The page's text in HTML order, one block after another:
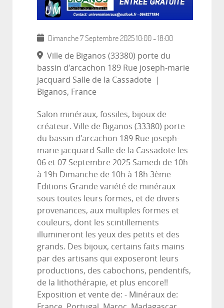
Dimanche 7 Septembre 202510:00 -18:00
Ville de Biganos (33380) porte du
bassin d'arcachon 189 Rue joseph-marie
jacquard Salle de la Cassadote
|
Biganos, France
Salon minéraux, fossiles, bijoux de
créateur. Ville de Biganos (33380) porte
du bassin d'arcachon 189 Rue joseph-
marie jacquard Salle de la Cassadote les
06 et 07 Septembre 2025 Samedi de 10h
à 19h Dimanche de 10h à 18h 3ème
Editions Grande variété de minéraux
sous toutes leurs formes, et de divers
provenances, aux multiples formes et
couleurs, dont les scintillements
illumineront les yeux des petits et des
grands. Des bijoux, certains faits mains
par des artisans qui exposeront leurs
productions, des cabochons, pendentifs,
de la lithothérapie, et plus encore!!
Exposition et vente de: - Minéraux de: